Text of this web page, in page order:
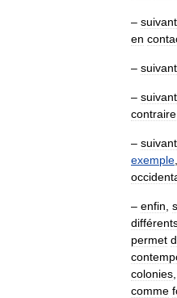
– suivant
en
– suivant
– suivant
contraire
– suivant
exemple
– enfin
permet
colonies
comme